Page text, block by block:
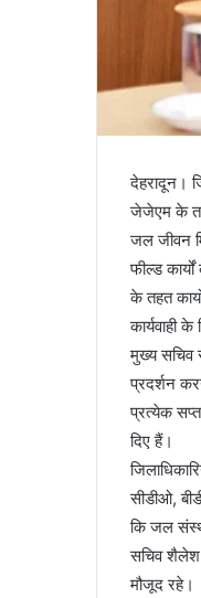
देहरादून।
जेजेएम के
जल जीवन
फील्ड
के तहत
कार्यवाही के
मुख्य सचिव
प्रदर्शन
प्रत्येक
दिए हैं।
सीडीओ,
कि जल
सचिव शैलेश
मौजूद रहे।